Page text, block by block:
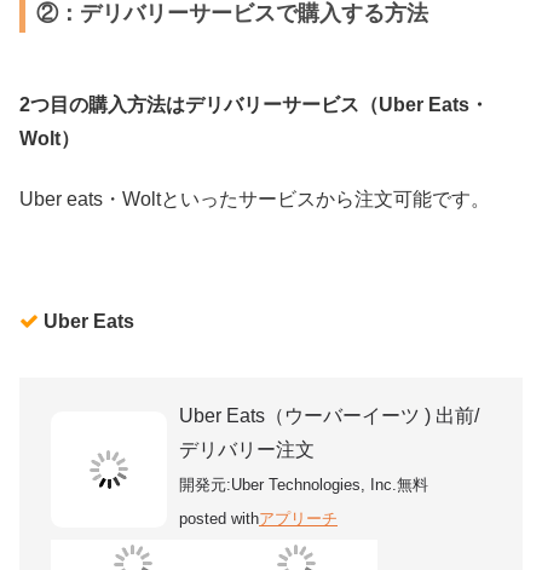
②：デリバリーサービスで購入する方法
2つ目の購入方法はデリバリーサービス（Uber Eats・
Wolt）
Uber eats・Woltといったサービスから注文可能です。
Uber Eats
Uber Eats（ウーバーイーツ ) 出前/
デリバリー注文
開発元:Uber Technologies, Inc.無料
posted withアプリーチ